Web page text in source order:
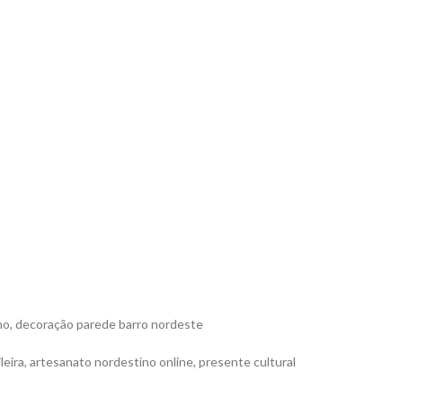
decoração parede barro nordeste
artesanato nordestino online, presente cultural